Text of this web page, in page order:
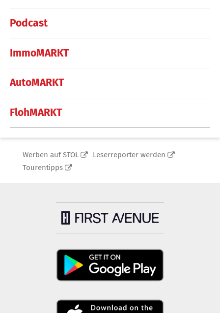
Podcast
ImmoMARKT
AutoMARKT
FlohMARKT
Werben auf STOL
Leserreporter werden
Tourentipps